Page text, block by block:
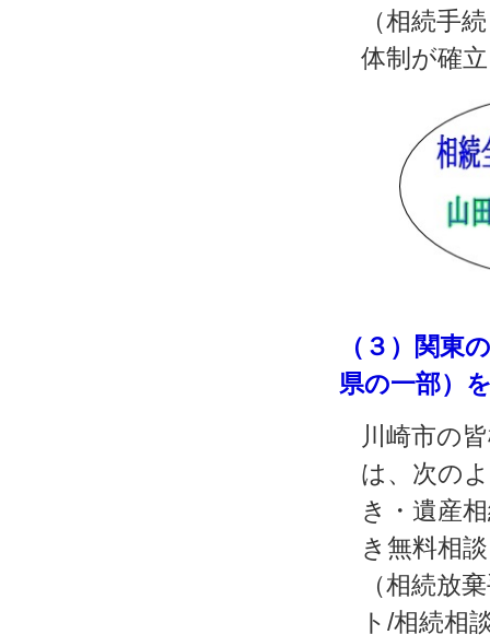
（相続手
体制が確
（３）関東
県の一部）
川崎市の
は、次の
き・遺産
き無料相
（相続放
ト/相続相